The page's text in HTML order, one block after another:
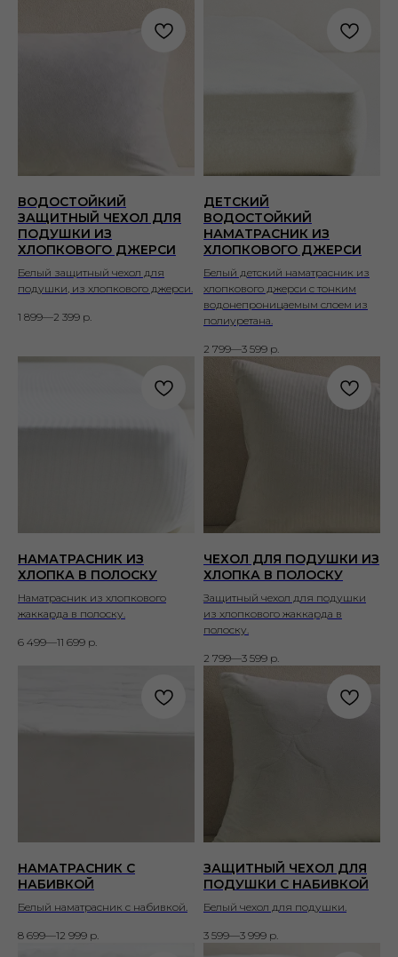
ВОДОСТОЙКИЙ
ЗАЩИТНЫЙ ЧЕХОЛ ДЛЯ
ПОДУШКИ ИЗ
ХЛОПКОВОГО ДЖЕРСИ
Белый защитный чехол для
подушки, из хлопкового джерси.
1 899—2 399 р.
ДЕТСКИЙ
ВОДОСТОЙКИЙ
НАМАТРАСНИК ИЗ
ХЛОПКОВОГО ДЖЕРСИ
Белый детский наматрасник из
хлопкового джерси с тонким
водонепроницаемым слоем из
полиуретана.
2 799—3 599 р.
НАМАТРАСНИК ИЗ
ХЛОПКА В ПОЛОСКУ
Наматрасник из хлопкового
жаккарда в полоску.
6 499—11 699 р.
ЧЕХОЛ ДЛЯ ПОДУШКИ ИЗ
ХЛОПКА В ПОЛОСКУ
Защитный чехол для подушки
из хлопкового жаккарда в
полоску.
2 799—3 599 р.
НАМАТРАСНИК С
НАБИВКОЙ
Белый наматрасник с набивкой.
8 699—12 999 р.
ЗАЩИТНЫЙ ЧЕХОЛ ДЛЯ
ПОДУШКИ С НАБИВКОЙ
Белый чехол для подушки.
3 599—3 999 р.